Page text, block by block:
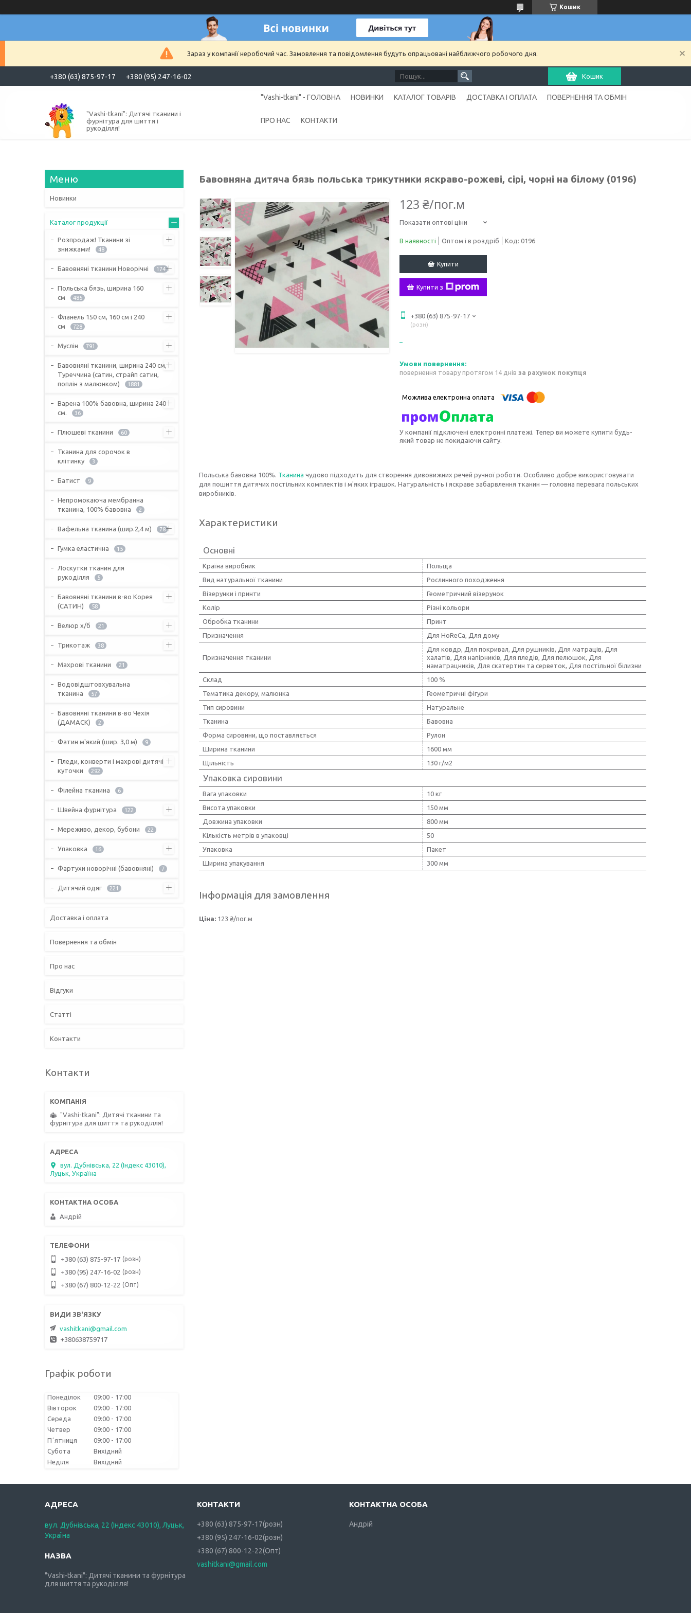
Кошик
Зараз у компанії неробочий час. Замовлення та повідомлення будуть опрацьовані найближчого робочого дня.
+380 (63) 875-97-17 +380 (95) 247-16-02 Кошик
"Vashi-tkani": Дитячі тканини і
фурнітура для шиття і
рукоділля!
"Vashi-tkani" - ГОЛОВНА НОВИНКИ КАТАЛОГ ТОВАРІВ ДОСТАВКА І ОПЛАТА ПОВЕРНЕННЯ ТА ОБМІН
ПРО НАС КОНТАКТИ
Бавовняна дитяча бязь польська трикутники яскраво-рожеві, сірі, чорні на білому (0196)
123 ₴/пог.м
Показати оптові ціни
В наявності Оптом і в роздріб Код: 0196
Купити
Купити з
+380 (63) 875-97-17
розн
повернення товару протягом 14 днів за рахунок покупця
У компанії підключені електронні платежі. Тепер ви можете купити будь-
який товар не покидаючи сайту.
Польська бавовна 100%. Тканина чудово підходить для створення дивовижних речей ручної роботи. Особливо добре використовувати
для пошиття дитячих постільних комплектів і м'яких іграшок. Натуральність і яскраве забарвлення тканин — головна перевага польських
виробників.
Характеристики
Основні
Країна виробник
Польща
Вид натуральної тканини
Рослинного походження
Візерунки і принти
Геометричний візерунок
Колір
Різні кольори
Обробка тканини
Принт
Призначення
Для HoReCa, Для дому
Призначення тканини
Для ковдр, Для покривал, Для рушників, Для матраців, Для
халатів, Для напірників, Для пледів, Для пелюшок, Для
наматрацників, Для скатертин та серветок, Для постільної білизни
Склад
100 %
Тематика декору, малюнка
Геометричні фігури
Тип сировини
Натуральне
Тканина
Бавовна
Форма сировини, що поставляється
Рулон
Ширина тканини
1600 мм
Щільність
130 г/м2
Упаковка сировини
Вага упаковки
10 кг
Висота упаковки
150 мм
Довжина упаковки
800 мм
Кількість метрів в упаковці
50
Упаковка
Пакет
Ширина упакування
300 мм
Інформація для замовлення
Ціна: 123 ₴/пог.м
Новинки
Каталог продукції
Розпродаж! Тканини зі
знижками!
48
Бавовняні тканини Новорічні 174
Польська бязь, ширина 160
см
485
Фланель 150 см, 160 см і 240
см
728
Муслін 791
Бавовняні тканини, ширина 240 см,
Туреччина (сатин, страйп сатин,
поплін з малюнком)
1881
Варена 100% бавовна, ширина 240
см.
36
Плюшеві тканини 60
Тканина для сорочок в
клітинку
3
Батист 9
Непромокаюча мембранна
тканина, 100% бавовна
2
Вафельна тканина (шир.2,4 м) 78
Гумка еластична 15
Лоскутки тканин для
рукоділля
5
Бавовняні тканини в-во Корея
(САТИН)
58
Велюр х/б 21
Трикотаж 38
Махрові тканини 21
Водовідштовхувальна
тканина
57
Бавовняні тканини в-во Чехія
(ДАМАСК)
2
Фатин м'який (шир. 3,0 м) 9
Пледи, конверти і махрові дитячі
куточки
292
Філейна тканина 6
Швейна фурнітура 122
Мереживо, декор, бубони 22
Упаковка 16
Фартухи новорічні (бавовняні) 7
Дитячий одяг 221
Доставка і оплата
Повернення та обмін
Про нас
Відгуки
Статті
Контакти
Контакти
"Vashi-tkani": Дитячі тканини та
фурнітура для шиття та рукоділля!
вул. Дубнівська, 22 (Індекс 43010),
Луцьк, Україна
Андрій
+380 (63) 875-97-17 розн
+380 (95) 247-16-02 розн
+380 (67) 800-12-22 Опт
vashitkani@gmail.com
+380638759717
Графік роботи
Понеділок 09:00
17:00
Вівторок
09:00
17:00
Середа
09:00
17:00
Четвер
09:00
17:00
Пʼятниця
09:00
17:00
Субота
Вихідний
Неділя
Вихідний
вул. Дубнівська, 22 (Індекс 43010), Луцьк,
Україна
"Vashi-tkani": Дитячі тканини та фурнітура
для шиття та рукоділля!
+380 (63) 875-97-17 розн
+380 (95) 247-16-02 розн
+380 (67) 800-12-22 Опт
vashitkani@gmail.com
Андрій